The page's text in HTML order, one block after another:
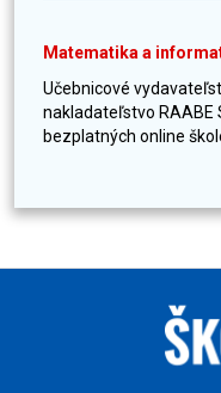
Matematika a
Učebnicové
nakladateľstvo RAABE
bezplatných online